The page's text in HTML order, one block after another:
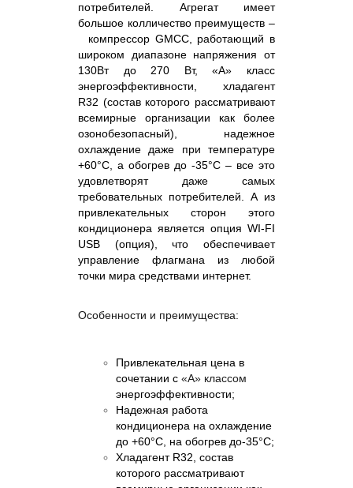
потребителей. Агрегат имеет
большое колличество преимуществ –
компрессор GMCC, работающий в
широком диапазоне напряжения от
130Вт до 270 Вт, «А» класс
энергоэффективности, хладагент
R32 (состав которого рассматривают
всемирные организации как более
озонобезопасный), надежное
охлаждение даже при температуре
+60°С, а обогрев до -35°С – все это
удовлетворят даже самых
требовательных потребителей. А из
привлекательных сторон этого
кондиционера является опция WI-FI
USB (опция), что обеспечивает
управление флагмана из любой
точки мира средствами интернет.
Особенности и преимущества:
Привлекательная цена в
сочетании с «А» классом
энергоэффективности;
Надежная работа
кондиционера на охлаждение
до +60°С, на обогрев до-35°С;
Хладагент R32, состав
которого рассматривают